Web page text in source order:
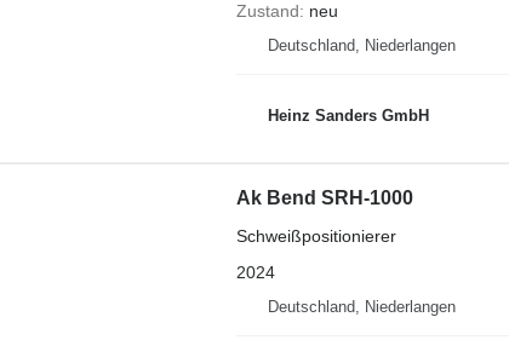
Zustand
neu
Deutschland, Niederlangen
Heinz Sanders GmbH
Ak Bend SRH-1000
Schweißpositionierer
2024
Deutschland, Niederlangen